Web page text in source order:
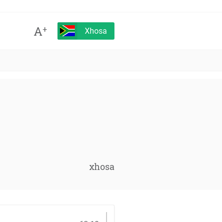
A+ Xhosa
xhosa